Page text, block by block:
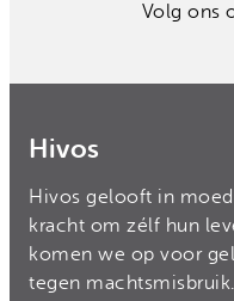
Volg ons
Hivos
Hivos gelooft in
kracht om zélf hun
komen we op voor
tegen machtsmisbruik.